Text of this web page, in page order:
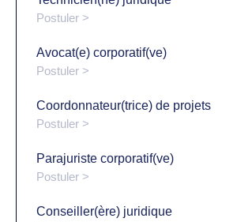
Postuler >
Avocat(e) corporatif(ve)
Postuler >
Coordonnateur(trice) de projets
Postuler >
Parajuriste corporatif(ve)
Postuler >
Conseiller(ère) juridique